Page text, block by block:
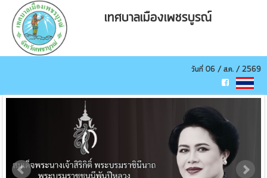
เทศบาลเมืองเพชรบูรณ์
วันที่ 06 / ส.ค. / 2569